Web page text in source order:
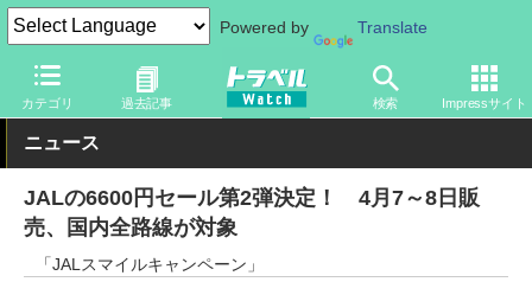
Powered by Translate
カテゴリ 過去記事 検索 Impressサイト
トラベル Watch 企業・政府・官庁 国内エアライン JAL
ニュース
JALの6600円セール第2弾決定！ 4月7～8日販
売、国内全路線が対象
「JALスマイルキャンペーン」